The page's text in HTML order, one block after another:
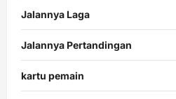
Jalannya Laga
Jalannya Pertandingan
kartu pemain